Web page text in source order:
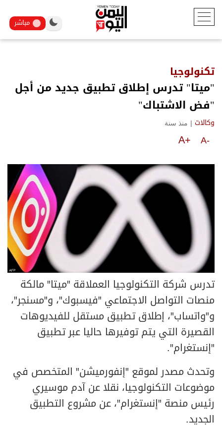
مباشر
تكنولوجيا
"ميتا" تدرس إطلاق تطبيق جديد من أجل
"فض الاشتباك"
وكالات | منذ سنة
A-
A+
تدرس شركة التكنولوجيا العملاقة "ميتا" مالكة
منصات التواصل الاجتماعي "فيسبوك"، و"مسنجر"،
و"واتساب"، إطلاق تطبيق مستقل للفيديوهات
القصيرة التي يتم توفيرها حاليا عبر تطبيق
"إنستغرام".
وتحدث مصدر لموقع "إنفورميشن" المتخصص في
موضوعات التكنولوجيا، نقلا عن آدم موسيري
رئيس منصة "إنستغرام"، عن مشروع التطبيق
الجديد.